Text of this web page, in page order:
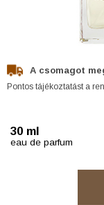
A csomagot
Pontos tájékoztatást a
30 ml
eau de parfum